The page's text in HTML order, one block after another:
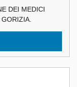
DEI MEDICI